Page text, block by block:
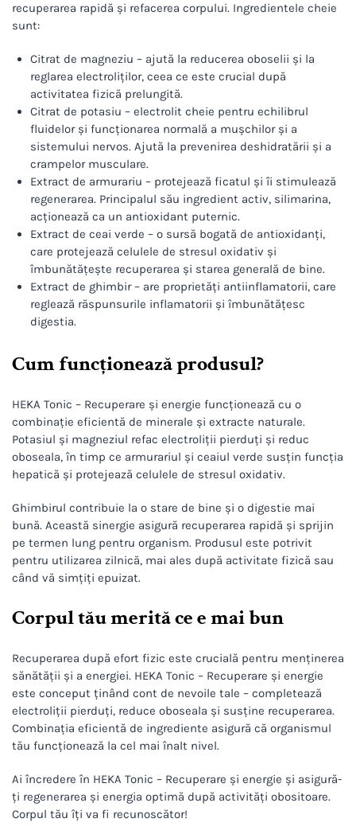
recuperarea rapidă și refacerea corpului. Ingredientele cheie
sunt:
Citrat de magneziu – ajută la reducerea oboselii și la
reglarea electroliților, ceea ce este crucial după
activitatea fizică prelungită.
Citrat de potasiu – electrolit cheie pentru echilibrul
fluidelor și funcționarea normală a mușchilor și a
sistemului nervos. Ajută la prevenirea deshidratării și a
crampelor musculare.
Extract de armurariu – protejează ficatul și îi stimulează
regenerarea. Principalul său ingredient activ, silimarina,
acționează ca un antioxidant puternic.
Extract de ceai verde – o sursă bogată de antioxidanți,
care protejează celulele de stresul oxidativ și
îmbunătățește recuperarea și starea generală de bine.
Extract de ghimbir – are proprietăți antiinflamatorii, care
reglează răspunsurile inflamatorii și îmbunătățesc
digestia.
Cum funcționează produsul?
HEKA Tonic – Recuperare și energie funcționează cu o
combinație eficientă de minerale și extracte naturale.
Potasiul și magneziul refac electroliții pierduți și reduc
oboseala, în timp ce armurariul și ceaiul verde susțin funcția
hepatică și protejează celulele de stresul oxidativ.
Ghimbirul contribuie la o stare de bine și o digestie mai
bună. Această sinergie asigură recuperarea rapidă și sprijin
pe termen lung pentru organism. Produsul este potrivit
pentru utilizarea zilnică, mai ales după activitate fizică sau
când vă simțiți epuizat.
Corpul tău merită ce e mai bun
Recuperarea după efort fizic este crucială pentru menținerea
sănătății și a energiei. HEKA Tonic – Recuperare și energie
este conceput ținând cont de nevoile tale – completează
electroliții pierduți, reduce oboseala și susține recuperarea.
Combinația eficientă de ingrediente asigură că organismul
tău funcționează la cel mai înalt nivel.
Ai încredere în HEKA Tonic – Recuperare și energie și asigură-
ți regenerarea și energia optimă după activități obositoare.
Corpul tău îți va fi recunoscător!